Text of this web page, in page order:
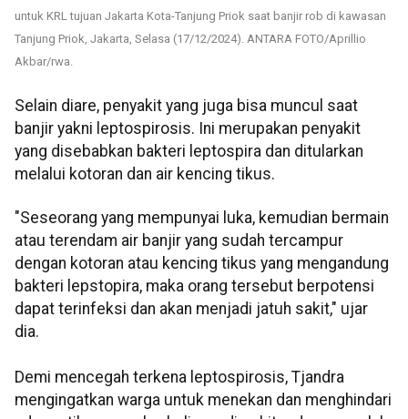
untuk KRL tujuan Jakarta Kota-Tanjung Priok saat banjir rob di kawasan
Tanjung Priok, Jakarta, Selasa (17/12/2024). ANTARA FOTO/Aprillio
Akbar/rwa.
Selain diare, penyakit yang juga bisa muncul saat
banjir yakni leptospirosis. Ini merupakan penyakit
yang disebabkan bakteri leptospira dan ditularkan
melalui kotoran dan air kencing tikus.
"Seseorang yang mempunyai luka, kemudian bermain
atau terendam air banjir yang sudah tercampur
dengan kotoran atau kencing tikus yang mengandung
bakteri lepstopira, maka orang tersebut berpotensi
dapat terinfeksi dan akan menjadi jatuh sakit," ujar
dia.
Demi mencegah terkena leptospirosis, Tjandra
mengingatkan warga untuk menekan dan menghindari